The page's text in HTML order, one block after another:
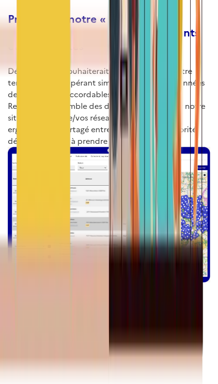
Profitez de notre « espace
gestionnaire » ouvert aux exploitants
Découvrez qui souhaiterait se raccorder sur votre
territoire en récupérant simplement les coordonnées
des prospects raccordables.
Retrouvez l’ensemble des demandes reçues sur notre
site près de votre/vos réseaux, dans un espace
ergonomique partagé entre exploitants et autorité
délégante, facile à prendre en main.